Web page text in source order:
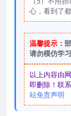
心，看到了
温馨提示：
请勿模仿学
以上内容由
即删除！联
站免责声明